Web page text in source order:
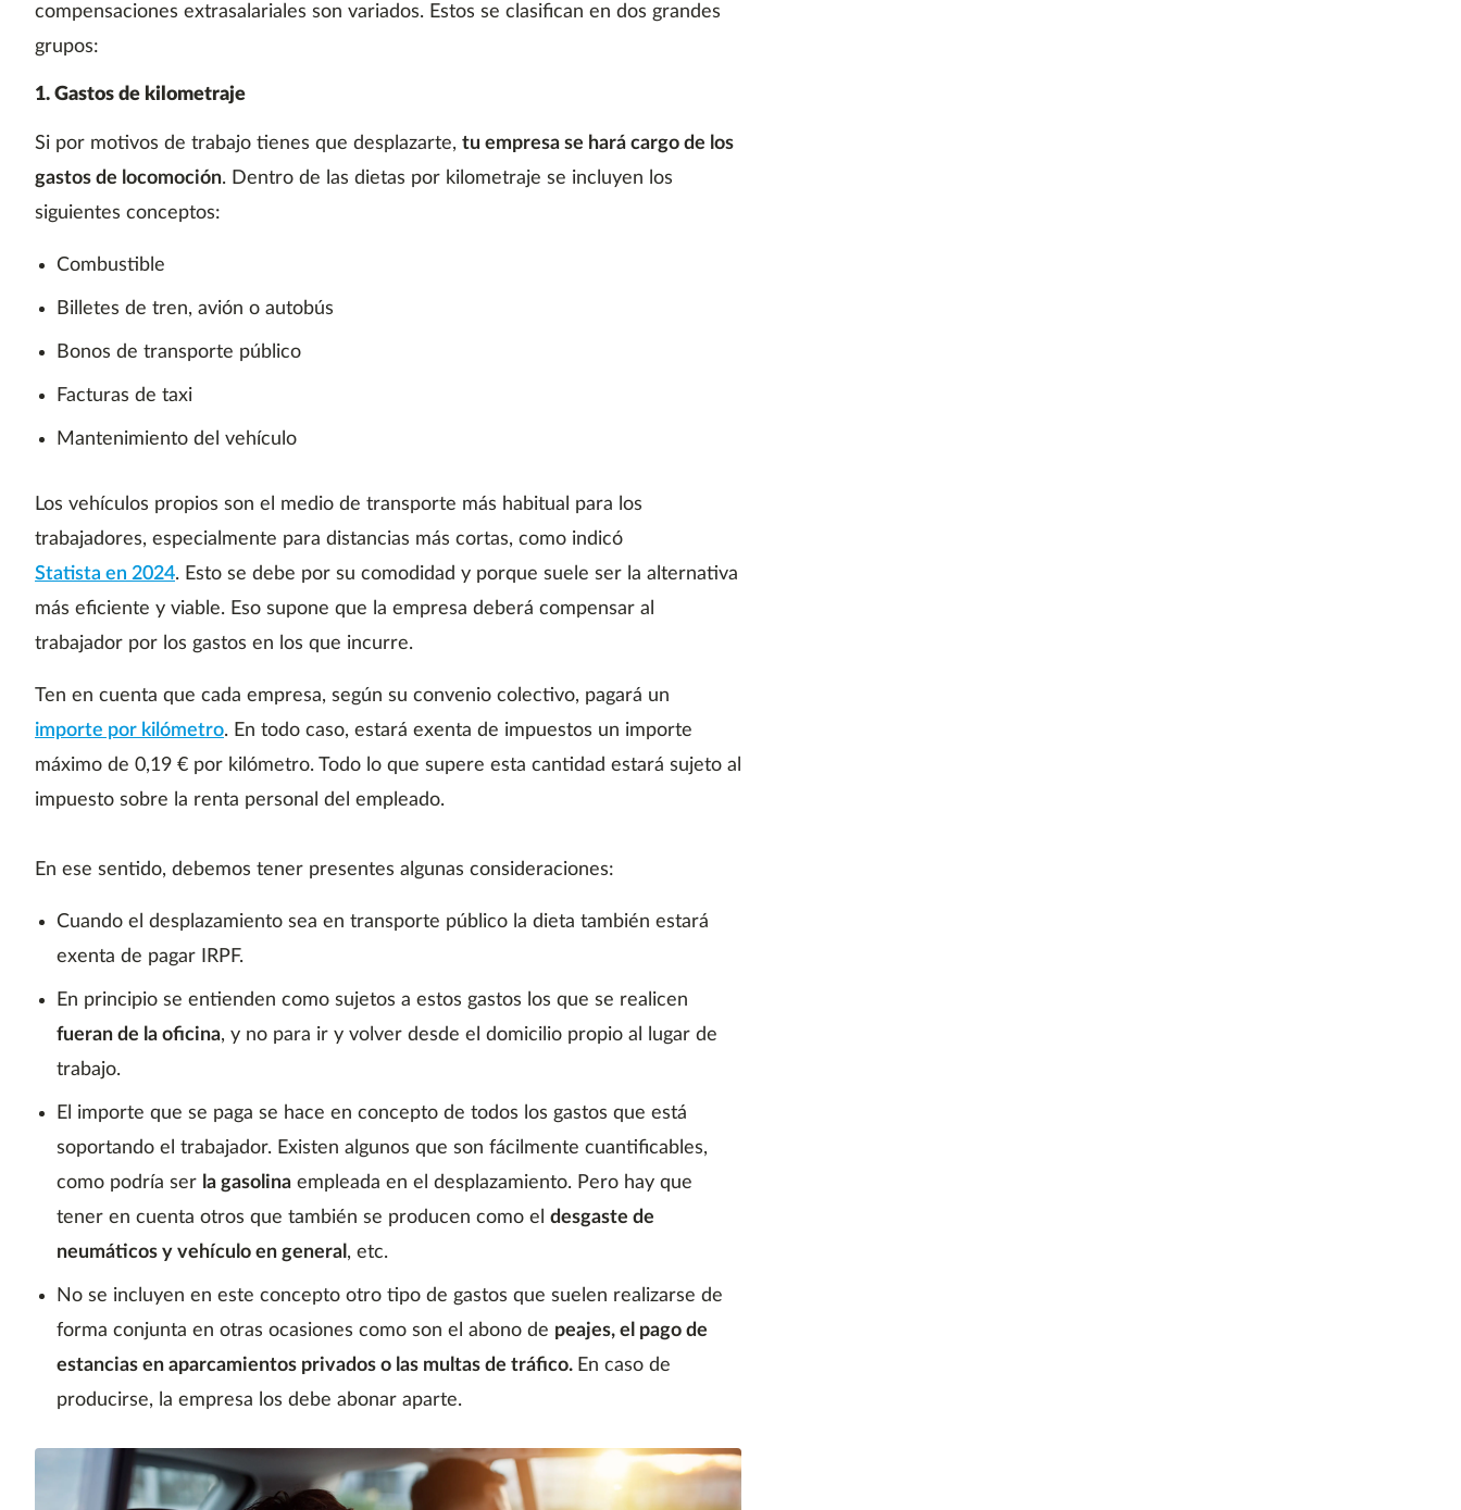
compensaciones extrasalariales son variados. Estos se clasifican en dos grandes
grupos:
1. Gastos de kilometraje
Si por motivos de trabajo tienes que desplazarte, tu empresa se hará cargo de los
gastos de locomoción. Dentro de las dietas por kilometraje se incluyen los
siguientes conceptos:
Combustible
Billetes de tren, avión o autobús
Bonos de transporte público
Facturas de taxi
Mantenimiento del vehículo
Los vehículos propios son el medio de transporte más habitual para los
trabajadores, especialmente para distancias más cortas, como indicó
Statista en 2024. Esto se debe por su comodidad y porque suele ser la alternativa
más eficiente y viable. Eso supone que la empresa deberá compensar al
trabajador por los gastos en los que incurre.
Ten en cuenta que cada empresa, según su convenio colectivo, pagará un
importe por kilómetro. En todo caso, estará exenta de impuestos un importe
máximo de 0,19 € por kilómetro. Todo lo que supere esta cantidad estará sujeto al
impuesto sobre la renta personal del empleado.
En ese sentido, debemos tener presentes algunas consideraciones:
Cuando el desplazamiento sea en transporte público la dieta también estará
exenta de pagar IRPF.
En principio se entienden como sujetos a estos gastos los que se realicen
fueran de la oficina, y no para ir y volver desde el domicilio propio al lugar de
trabajo.
El importe que se paga se hace en concepto de todos los gastos que está
soportando el trabajador. Existen algunos que son fácilmente cuantificables,
como podría ser la gasolina empleada en el desplazamiento. Pero hay que
tener en cuenta otros que también se producen como el desgaste de
neumáticos y vehículo en general , etc.
No se incluyen en este concepto otro tipo de gastos que suelen realizarse de
forma conjunta en otras ocasiones como son el abono de peajes, el pago de
estancias en aparcamientos privados o las multas de tráfico. En caso de
producirse, la empresa los debe abonar aparte.